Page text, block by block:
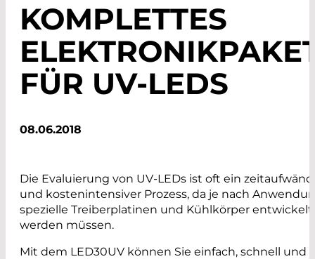
KOMPLETTES
FÜR UV-LEDS
08.06.2018
Die Evaluierung von UV-LEDs ist oft ein
und kostenintensiver Prozess, da je nach
spezielle ­Treiberplatinen und Kühlkörper entwickelt
werden müssen.
Mit dem LED30UV können Sie einfach, schnell und